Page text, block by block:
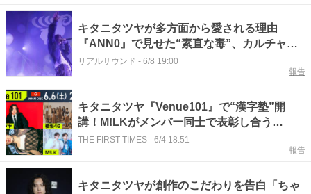
キタニタツヤが多方面から愛される理由
『ANN0』で見せた“素直な毒”、カルチャー
を越境する受容性の高さ
リアルサウンド - 6/8 19:00
報告
キタニタツヤ『Venue101』で“漢字塾”開
講！M!LKがメンバー同士で表彰し合う
「M!LKメンバーズアワード」も
THE FIRST TIMES - 6/4 18:51
報告
キタニタツヤが創作のこだわりを告白「ちゃ